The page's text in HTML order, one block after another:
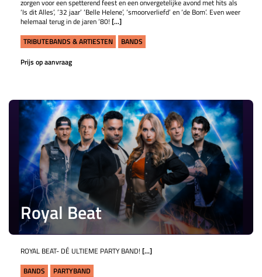
zorgen voor een spetterend feest en een onvergetelijke avond met hits als
‘Is dit Alles’, ’32 jaar’ ‘Belle Helene’, ‘smoorverliefd’ en ‘de Bom’. Even weer
helemaal terug in de jaren ’80! [...]
TRIBUTEBANDS & ARTIESTEN
BANDS
Prijs op aanvraag
Royal Beat
ROYAL BEAT- DÉ ULTIEME PARTY BAND! [...]
BANDS
PARTYBAND